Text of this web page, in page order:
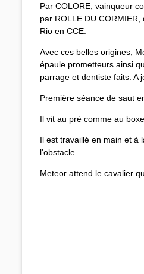
Par COLORE, vainqueur
par ROLLE DU
Rio en CCE.
Avec ces belles origines,
épaule prometteurs ainsi
parrage et dentiste faits. A
Première séance de saut
Il vit au pré comme au
Il est travaillé en main et à
l'obstacle.
Meteor attend le cavalier